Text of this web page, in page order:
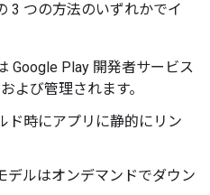
3 つの方法のいずれかでイ
Google Play 開発者サービス
よび管理されます。
ド時にアプリに静的にリン
デルはオンデマンドでダウン